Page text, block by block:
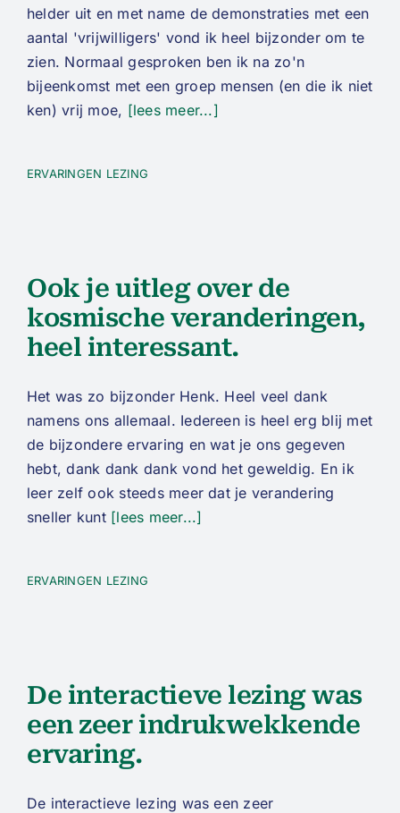
helder uit en met name de demonstraties met een
aantal 'vrijwilligers' vond ik heel bijzonder om te
zien. Normaal gesproken ben ik na zo'n
bijeenkomst met een groep mensen (en die ik niet
ken) vrij moe, [lees meer...]
ERVARINGEN LEZING
Ook je uitleg over de
kosmische veranderingen,
heel interessant.
Het was zo bijzonder Henk. Heel veel dank
namens ons allemaal. Iedereen is heel erg blij met
de bijzondere ervaring en wat je ons gegeven
hebt, dank dank dank vond het geweldig. En ik
leer zelf ook steeds meer dat je verandering
sneller kunt [lees meer...]
ERVARINGEN LEZING
De interactieve lezing was
een zeer indrukwekkende
ervaring.
De interactieve lezing was een zeer